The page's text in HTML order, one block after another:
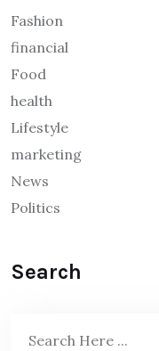
Fashion
financial
Food
health
Lifestyle
marketing
News
Politics
Search